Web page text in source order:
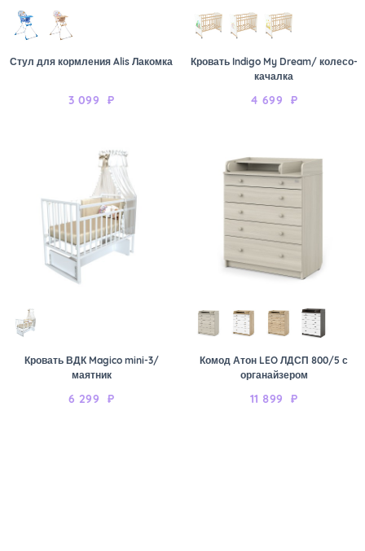
Стул для кормления Alis Лакомка
3 099 ₽
Кровать Indigo My Dream/ колесо-
качалка
4 699 ₽
Кровать ВДК Magico mini-3/
маятник
6 299 ₽
Комод Атон LEO ЛДСП 800/5 с
органайзером
11 899 ₽